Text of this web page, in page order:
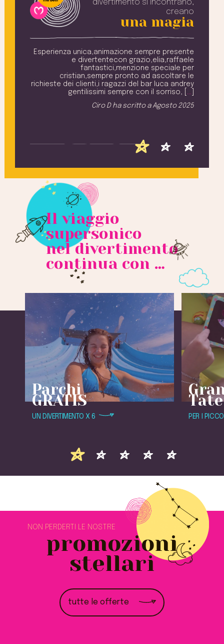
divertimento si incontrano,
creano
una magia
Esperienza unica,animazione sempre presente
e divertentecon grazio,elia,raffaele
fantastici,menzione speciale per
cristian,sempre pronto ad ascoltare le
richieste dei clienti,i ragazzi del bar luca andrey
gentilissimi sempre con il sorriso, [ …
Ciro Dha scritto a Agosto 2025
Il viaggio
supersonico
nel divertimento
continua con …
Parchi
GRATIS
UN DIVERTIMENTO X 6
Tate
PER I
NON PERDERTI LE NOSTRE
promozioni
stellari
tutte le offerte